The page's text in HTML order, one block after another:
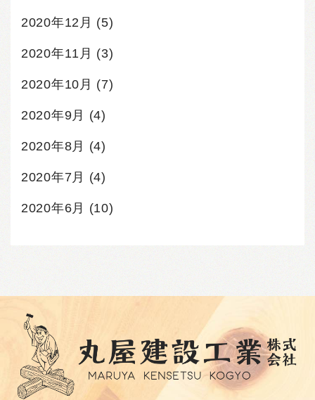
2020年12月 (5)
2020年11月 (3)
2020年10月 (7)
2020年9月 (4)
2020年8月 (4)
2020年7月 (4)
2020年6月 (10)